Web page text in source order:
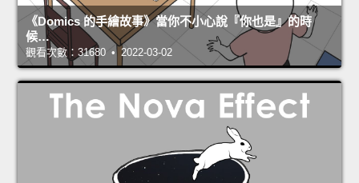
《Domics 的手繪故事》當你不小心說『你也是』的時
候…
觀看次數：31680 • 2022-03-02